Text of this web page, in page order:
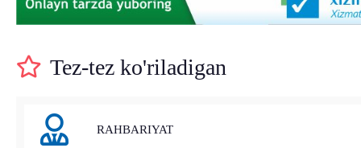
Tez-tez ko'riladigan
RAHBARIYAT